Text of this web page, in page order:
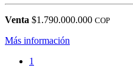
Venta $1.790.000.000 COP
Más información
1